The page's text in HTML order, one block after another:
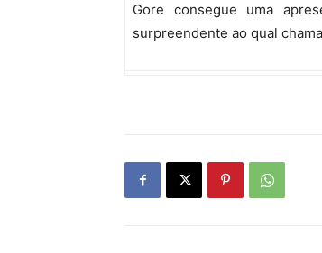
Gore consegue uma
surpreendente ao qual